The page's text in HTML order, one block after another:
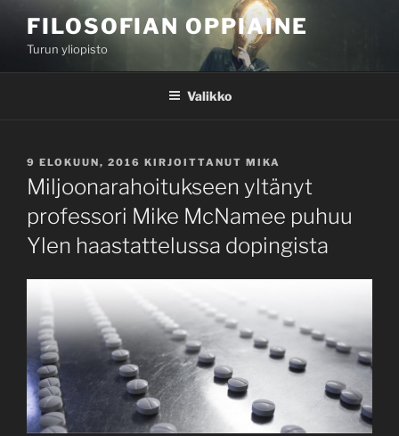
sisältöönFILOSOFIAN OPPIAINE
Turun yliopisto
Valikko
JULKAISTU
9 ELOKUUN, 2016 KIRJOITTANUT MIKA
Miljoonarahoitukseen yltänyt
professori Mike McNamee puhuu
Ylen haastattelussa dopingista